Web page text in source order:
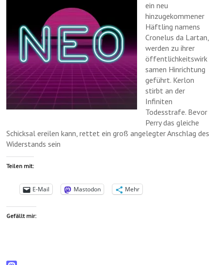
ein neu
hinzugekommener
Häftling namens
Cronelus da Lartan,
werden zu ihrer
öffentlichkeitswirk
samen Hinrichtung
geführt. Kerlon
stirbt an der
Infiniten
Todesstrafe. Bevor
Perry das gleiche
Schicksal ereilen kann, rettet ein groß angelegter Anschlag des
Widerstands sein
Teilen mit:
E-Mail Mastodon Mehr
Gefällt mir: